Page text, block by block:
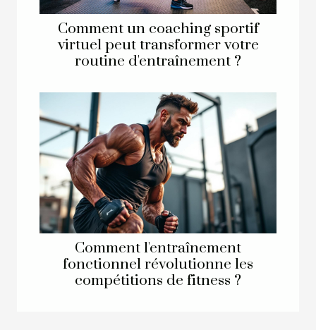
Comment un coaching sportif
virtuel peut transformer votre
routine d'entraînement ?
Comment l'entraînement
fonctionnel révolutionne les
compétitions de fitness ?